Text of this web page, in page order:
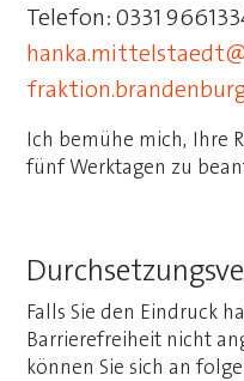
Telefon: 0331
Ich bemühe mich, Ihre
fünf Werktagen zu
Falls Sie den Eindruck
Barrierefreiheit nicht
können Sie sich an